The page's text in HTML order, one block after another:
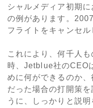
シャルメディア初期
の例があります。
フライトをキャンセル
これにより、何千人
時、Jetblue社のCEO
めに何ができるのか
だった場合の打開策
うに、しっかりと説